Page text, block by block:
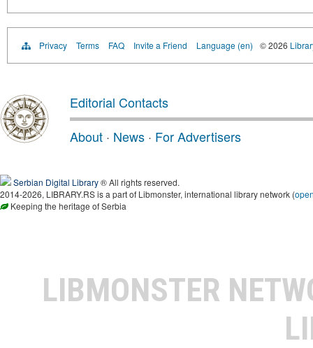
Privacy Terms FAQ Invite a Friend Language (en) © 2026
Editorial Contacts
About · News · For Advertisers
Serbian Digital Library® All rights reserved.
2014-2026, LIBRARY.RS is a part of Libmonster, international library network (
Keeping the heritage of Serbia
LIBMONSTER